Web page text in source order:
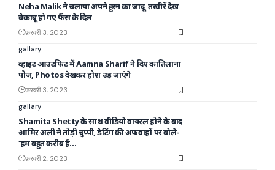
Neha Malik ने चलाया अपने हुस्न का जादू, तस्वीरें देख
बेकाबू हो गए फैंस के दिल
फ़रवरी 3, 2023
gallary
व्हाइट आउटफिट में Aamna Sharif ने दिए कातिलाना
पोज, Photos देखकर होश उड़ जाएंगे
फ़रवरी 3, 2023
gallary
Shamita Shetty के साथ वीडियो वायरल होने के बाद
आमिर अली ने तोड़ी चुप्पी, डेटिंग की अफवाहों पर बोले-
‘हम बहुत करीब हैं…
फ़रवरी 2, 2023